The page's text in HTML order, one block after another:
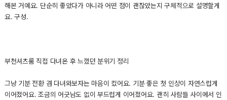
해본 거예요. 단순히 좋았다가 아니라 어떤 점이 괜찮았는지 구체적으로 설명할게
요. 구성.
부천셔츠룸 직접 다녀온 후 느꼈던 분위기 정리
그냥 기분 전환 겸 다녀와보자는 마음이 컸어요. 기분 좋은 첫 인상이 자연스럽게
이어졌어요. 조금의 어긋남도 없이 부드럽게 이어졌어요. 괜히 사람들 사이에서 인